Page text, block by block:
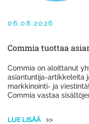
06.08.2026
Commia tuottaa
Commia on aloittanut
asiantuntija-artikkeleita
markkinointi- ja
Commia vastaa
LUE LISÄÄ >>